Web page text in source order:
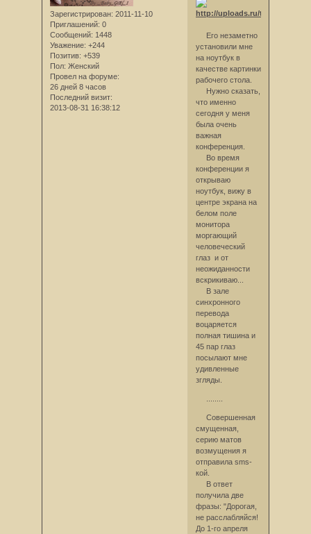
Зарегистрирован: 2011-11-10
Приглашений: 0
Сообщений: 1448
Уважение: +244
Позитив: +539
Пол: Женский
Провел на форуме:
26 дней 8 часов
Последний визит:
2013-08-31 16:38:12
Его незаметно
установили мне
на ноутбук в
качестве картинки
рабочего стола.
Нужно сказать,
что именно
сегодня у меня
была очень
важная
конференция.
Во время
конференции я
открываю
ноутбук, вижу в
центре экрана на
белом поле
монитора
моргающий
человеческий
глаз и от
неожиданности
вскрикиваю...
В зале
синхронного
перевода
воцаряется
полная тишина и
45 пар глаз
посылают мне
удивленные
згляды.
Совершенная
смущенная,
серию матов
возмущения я
отправила sms-
кой.
В ответ
получила две
фразы: "Дорогая,
не расслабляйся!
До 1-го апреля